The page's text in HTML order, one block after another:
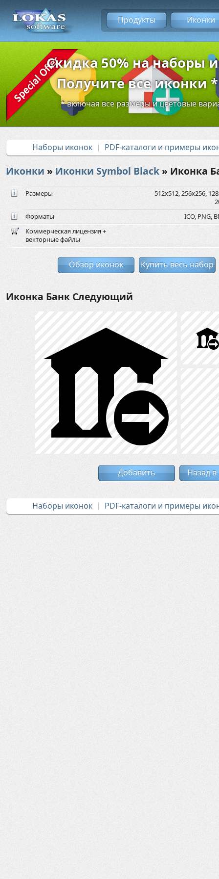
Продукты Иконки
Скидка 50% на наборы
Получите все иконки
* включая все размеры и цветовые
Наборы иконок PDF-каталоги и примеры
Иконки » Иконки Symbol Black » Иконка
Размеры
512x512, 256x256,
Форматы
ICO, PNG,
Коммерческая лицензия +
векторные файлы
Обзор иконок Купить весь набор
Иконка Банк Следующий
Добавить Назад в
Наборы иконок PDF-каталоги и примеры